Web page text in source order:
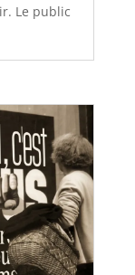
Le public